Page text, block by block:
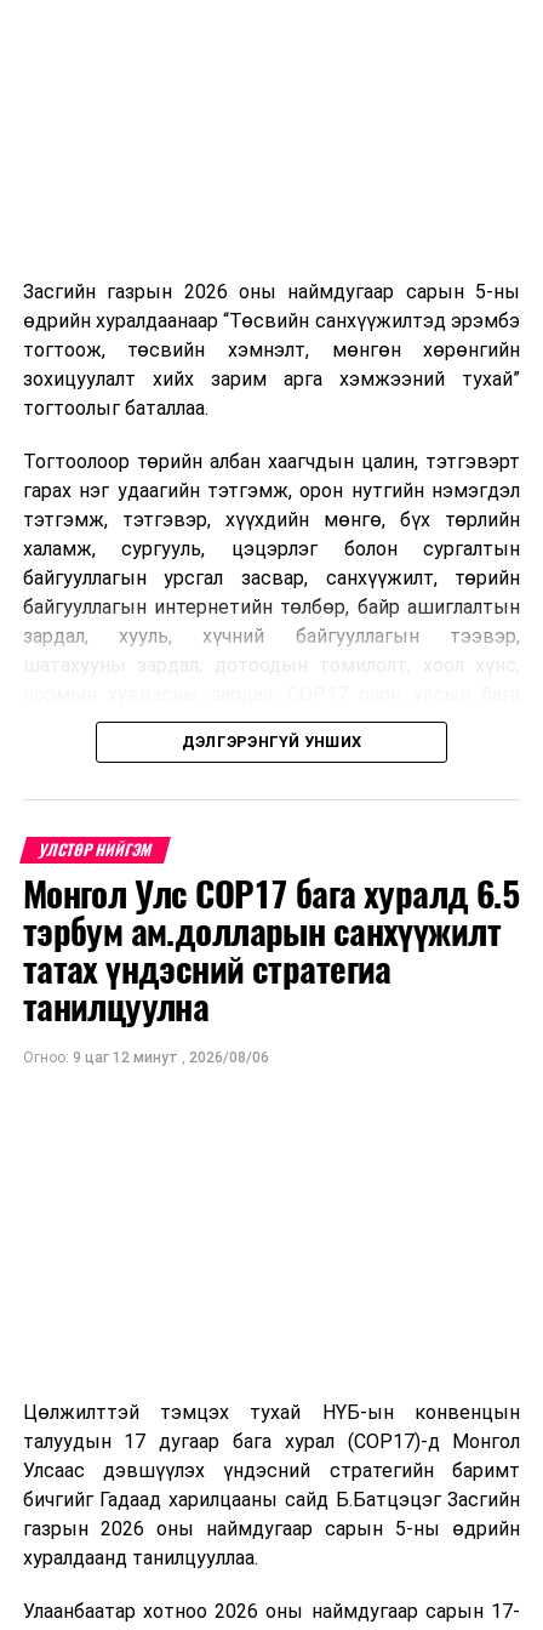
Засгийн газрын 2026 оны наймдугаар сарын 5-ны
өдрийн хуралдаанаар “Төсвийн санхүүжилтэд эрэмбэ
тогтоож, төсвийн хэмнэлт, мөнгөн хөрөнгийн
зохицуулалт хийх зарим арга хэмжээний тухай”
тогтоолыг баталлаа.
Тогтоолоор төрийн албан хаагчдын цалин, тэтгэвэрт
гарах нэг удаагийн тэтгэмж, орон нутгийн нэмэгдэл
тэтгэмж, тэтгэвэр, хүүхдийн мөнгө, бүх төрлийн
халамж, сургууль, цэцэрлэг болон сургалтын
байгууллагын урсгал засвар, санхүүжилт, төрийн
байгууллагын интернетийн төлбөр, байр ашиглалтын
зардал, хууль, хүчний байгууллагын тээвэр,
хурлын зардал, Засгийн газрын өр, орон нутгийн нөөц
хөрөнгийн санхүүжилтийг хэвийн үргэлжлүүлэхээр
Харин дараах зардлыг хязгаарлахаар болсон байна.
Үүнд:
Олон улсын болон Засгийн газрын
шийдвэртэйгээс бусад хурал, зөвлөгөөн, ой,
тэмдэглэлт өдөр, найр наадам, соёлын арга
хэмжээ;
Урьдчилан төлөвлөсөн төрийн өндөр албан
Санхүүгийн хэмнэлтийн горимыг 2026 оны
арванхоёрдугаар сарын 31 хүртэл мөрдөнө. Харин
эрүүл мэндийн салбар уг хэмнэлтийн горимд
хамрагдахгүй бөгөөд цэцэрлэг, сургуулийн хүүхдийн
эрт илрүүлэг, вакцинжуулалт, томуу, томуу төст
өвчний эсрэг арга хэмжээ зэрэг зайлшгүй
үргэлжилнэ гэж Ерөнхий сайд Н.Учрал онцоллоо.
ДЭЛГЭРЭНГҮЙ УНШИХ
УЛСТӨР НИЙГЭМ
Монгол Улс COP17 бага хуралд 6.5
тэрбум ам.долларын санхүүжилт
татах үндэсний стратегиа
танилцуулна
Огноо: 9 цаг 12 минут , 2026/08/06
Цөлжилттэй тэмцэх тухай НҮБ-ын конвенцын
талуудын 17 дугаар бага хурал (COP17)-д Монгол
Улсаас дэвшүүлэх үндэсний стратегийн баримт
бичгийг Гадаад харилцааны сайд Б.Батцэцэг Засгийн
газрын 2026 оны наймдугаар сарын 5-ны өдрийн
хуралдаанд танилцууллаа.
Улаанбаатар хотноо 2026 оны наймдугаар сарын 17-